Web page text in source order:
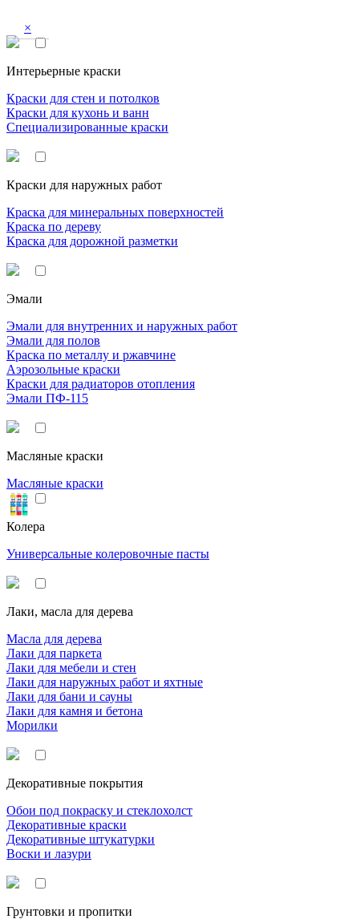
×
Интерьерные краски
Краски для стен и потолков
Краски для кухонь и ванн
Специализированные краски
Краски для наружных работ
Краска для минеральных поверхностей
Краска по дереву
Краска для дорожной разметки
Эмали
Эмали для внутренних и наружных работ
Эмали для полов
Краска по металлу и ржавчине
Аэрозольные краски
Краски для радиаторов отопления
Эмали ПФ-115
Масляные краски
Масляные краски
Колера
Универсальные колеровочные пасты
Лаки, масла для дерева
Масла для дерева
Лаки для паркета
Лаки для мебели и стен
Лаки для наружных работ и яхтные
Лаки для бани и сауны
Лаки для камня и бетона
Морилки
Декоративные покрытия
Обои под покраску и стеклохолст
Декоративные краски
Декоративные штукатурки
Воски и лазури
Грунтовки и пропитки